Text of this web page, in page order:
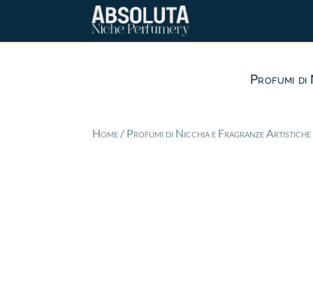
Profumi di
Home / Profumi di Nicchia e Fragranze Artistiche